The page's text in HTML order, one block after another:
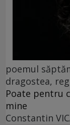
poemul
dragostea,
Poate pentru
mine
Constantin